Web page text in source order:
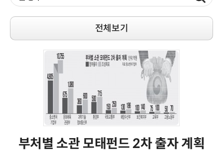
전체보기
부처별 소관 모태펀드 2차 출자 계획